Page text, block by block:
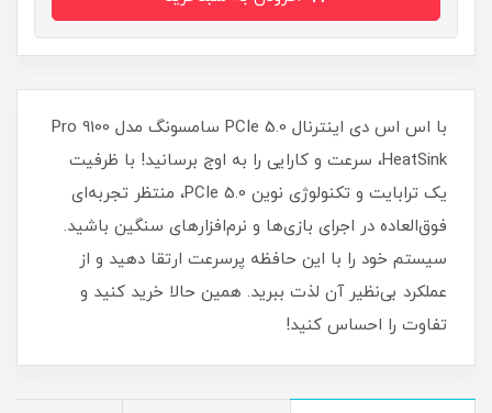
با اس اس دی اینترنال PCIe 5.0 سامسونگ مدل Pro 9100
HeatSink، سرعت و کارایی را به اوج برسانید! با ظرفیت
یک ترابایت و تکنولوژی نوین PCIe 5.0، منتظر تجربه‌ای
فوق‌العاده در اجرای بازی‌ها و نرم‌افزارهای سنگین باشید.
سیستم خود را با این حافظه پرسرعت ارتقا دهید و از
عملکرد بی‌نظیر آن لذت ببرید. همین حالا خرید کنید و
تفاوت را احساس کنید!